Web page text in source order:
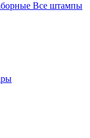
Все штампы